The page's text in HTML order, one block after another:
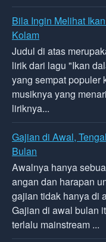
Bila Ingin Melihat
Kolam
Judul di atas
lirik dari lagu "Ikan
yang sempat populer
musiknya yang
liriknya...
Gajian di Awal,
Bulan
Awalnya hanya
angan dan harapan
gajian tidak hanya di
Gajian di awal bulan
terlalu mainstream ...